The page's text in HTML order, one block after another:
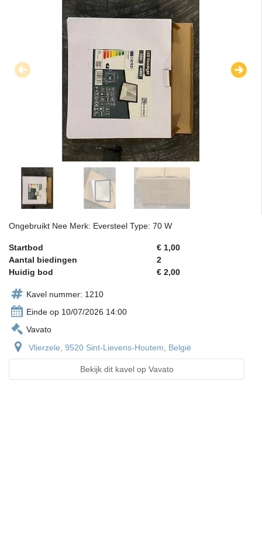
Ongebruikt Nee Merk: Eversteel Type: 70 W
Startbod
€ 1,00
Aantal biedingen
2
Huidig bod
€ 2,00
Kavel nummer: 1210
Einde op 10/07/2026 14:00
Vavato
Vlierzele, 9520 Sint-Lievens-Houtem, België
Bekijk dit kavel op Vavato